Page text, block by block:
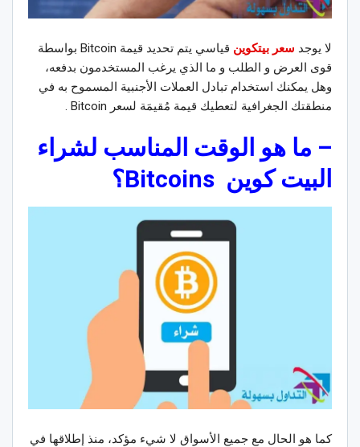
لا يوجد سعر بيتكوين
قياسي يتم تحديد قيمة Bitcoin بواسطة
قوى العرض و الطلب و ما الذي يرغب المستخدمون بدفعه،
وهل يمكنك استخدام تبادل العملات الأجنبية المسموح به في
منطقتك الجغرافية لتعطيك قيمة مُقيمَة لسعر Bitcoin .
– ما هو الوقت المناسب لشراء
البيت كوين
؟
كما هو الحال مع جميع الأسواق لا شيء مؤكد، منذ إطلاقها في